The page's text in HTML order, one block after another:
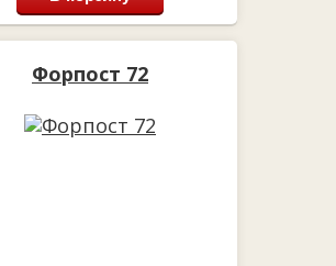
Форпост 72